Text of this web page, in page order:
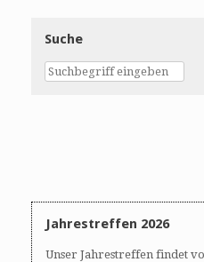
Suche
Jahrestreffen 2026
Unser Jahrestreffen findet